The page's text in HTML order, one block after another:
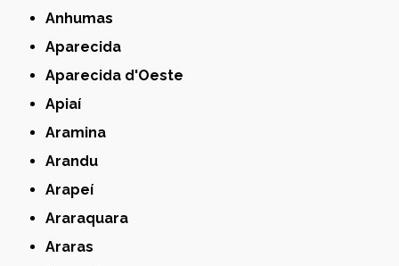
Anhumas
Aparecida
Aparecida d'Oeste
Apiaí
Aramina
Arandu
Arapeí
Araraquara
Araras